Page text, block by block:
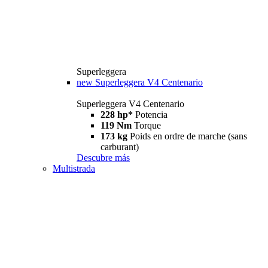
Superleggera
new Superleggera V4 Centenario
Superleggera V4 Centenario
228 hp* Potencia
119 Nm Torque
173 kg Poids en ordre de marche (sans
carburant)
Descubre más
Multistrada